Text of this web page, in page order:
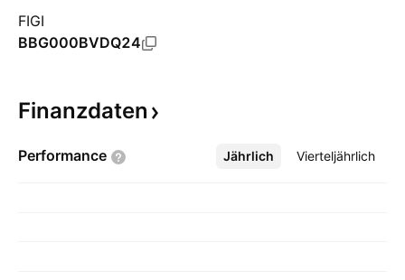
FIGI
BBG000BVDQ24
Finanzdaten
Performance Jährlich Vierteljährlich
Mehr